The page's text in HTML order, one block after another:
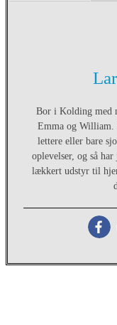
Bor i Kolding med
Emma og William.
lettere eller bare
oplevelser, og så
lækkert udstyr til